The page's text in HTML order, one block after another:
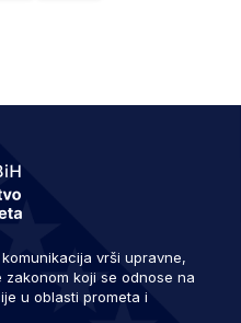
vrši upravne,
koji se odnose na
u oblasti prometa i